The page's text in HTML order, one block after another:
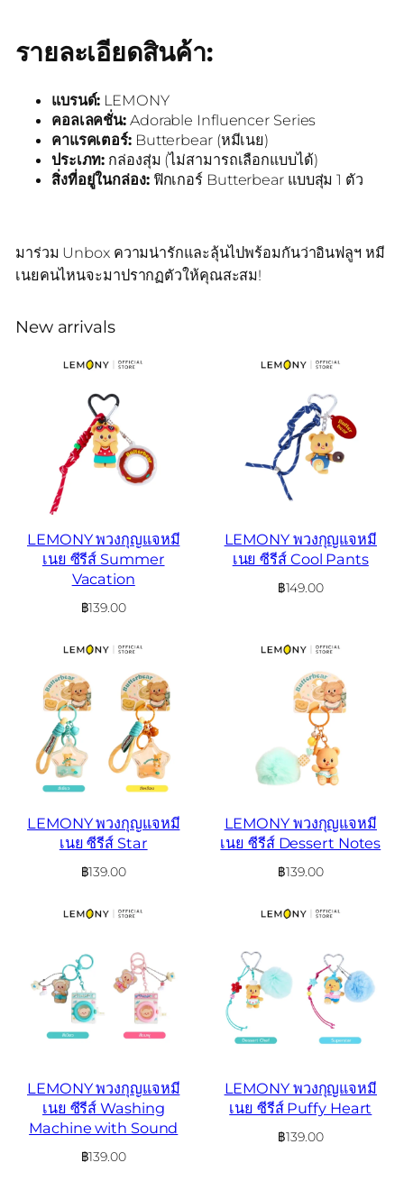
รายละเอียดสินค้า:
แบรนด์: LEMONY
คอลเลคชั่น: Adorable Influencer Series
คาแรคเตอร์:Butterbear (หมีเนย)
ประเภท: กล่องสุ่ม (ไม่สามารถเลือกแบบได้)
สิ่งที่อยู่ในกล่อง:ฟิกเกอร์ Butterbear แบบสุ่ม 1 ตัว
มาร่วม Unbox ความน่ารักและลุ้นไปพร้อมกันว่าอินฟลูฯ หมี
เนยคนไหนจะมาปรากฏตัวให้คุณสะสม!
New arrivals
LEMONY พวงกุญแจหมี
เนย ซีรีส์ Summer
Vacation
฿139.00
LEMONY พวงกุญแจหมี
เนย ซีรีส์ Cool Pants
฿149.00
LEMONY พวงกุญแจหมี
เนย ซีรีส์ Star
฿139.00
LEMONY พวงกุญแจหมี
เนย ซีรีส์ Dessert Notes
฿139.00
LEMONY พวงกุญแจหมี
เนย ซีรีส์ Washing
Machine with Sound
฿139.00
LEMONY พวงกุญแจหมี
เนย ซีรีส์ Puffy Heart
฿139.00